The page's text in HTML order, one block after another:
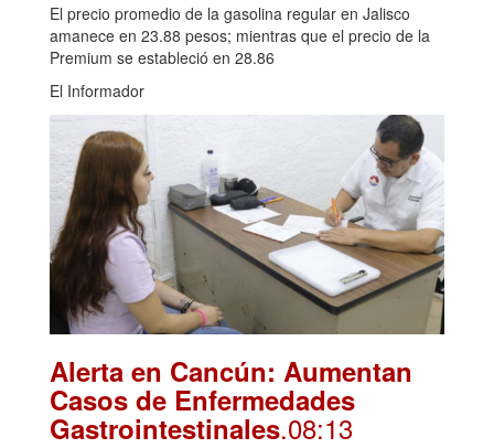
El precio promedio de la gasolina regular en Jalisco
amanece en 23.88 pesos; mientras que el precio de la
Premium se estableció en 28.86
El Informador
Alerta en Cancún: Aumentan
Casos de Enfermedades
Gastrointestinales.08:13